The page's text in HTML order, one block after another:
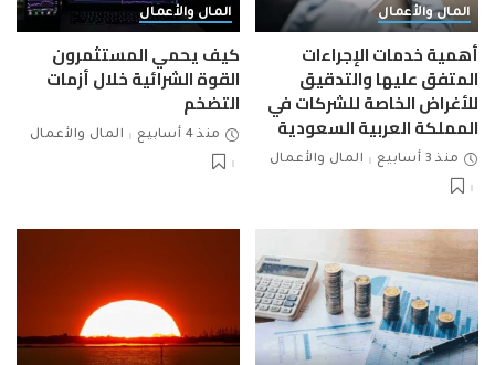
المال والأعمال
أهمية خدمات الإجراءات
المتفق عليها والتدقيق
للأغراض الخاصة للشركات في
المملكة العربية السعودية
منذ 3 أسابيع المال والأعمال
المال والأعمال
كيف يحمي المستثمرون
القوة الشرائية خلال أزمات
التضخم
منذ 4 أسابيع المال والأعمال